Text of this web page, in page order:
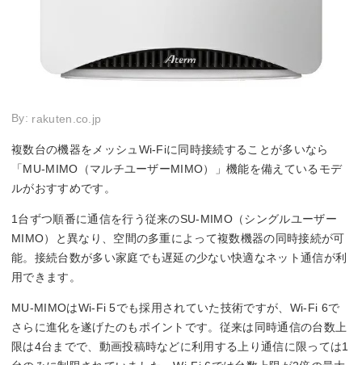
By: rakuten.co.jp
複数台の機器をメッシュWi-Fiに同時接続することが多いなら
「MU-MIMO（マルチユーザーMIMO）」機能を備えているモデ
ルがおすすめです。
1台ずつ順番に通信を行う従来のSU-MIMO（シングルユーザー
MIMO）と異なり、空間の多重によって複数機器の同時接続が可
能。接続台数が多い家庭でも遅延の少ない快適なネット通信が利
用できます。
MU-MIMOはWi-Fi 5でも採用されていた技術ですが、Wi-Fi 6で
さらに進化を遂げたのもポイントです。従来は同時通信の台数上
限は4台までで、動画投稿時などに利用する上り通信に限っては1